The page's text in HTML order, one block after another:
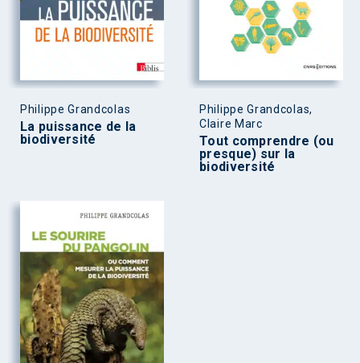
Philippe Grandcolas
La puissance de la
biodiversité
Philippe Grandcolas,
Claire Marc
Tout comprendre (ou
presque) sur la
biodiversité